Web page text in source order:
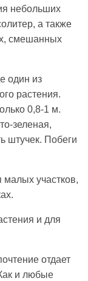
небольших
а также
смешанных
один из
растения.
0,8-1 м.
зеленая,
штучек. Побеги
малых участков,
и для
отдает
и любые